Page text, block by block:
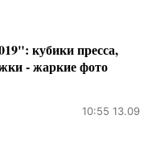
кубики пресса,
- жаркие фото
10:55 13.09